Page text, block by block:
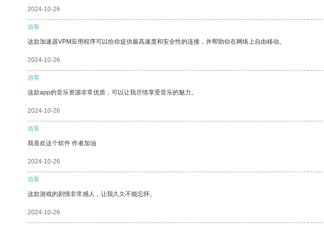
2024-10-26
游客
这款加速器VPM应用程序可以给你提供最高速度和安全性的连接，并帮助你在网络上自由移动。
2024-10-26
游客
这款app的音乐资源非常优质，可以让我尽情享受音乐的魅力。
2024-10-26
游客
我喜欢这个软件 作者加油
2024-10-26
游客
这款游戏的剧情非常感人，让我久久不能忘怀。
2024-10-26